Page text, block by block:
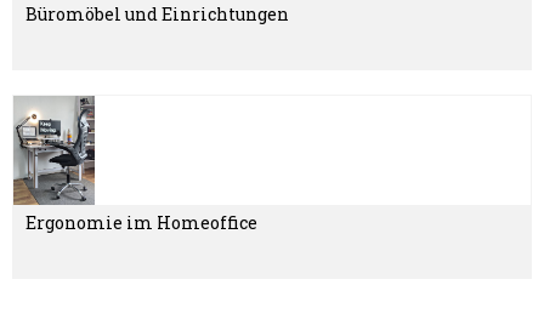
Büromöbel und Einrichtungen
Ergonomie im Homeoffice